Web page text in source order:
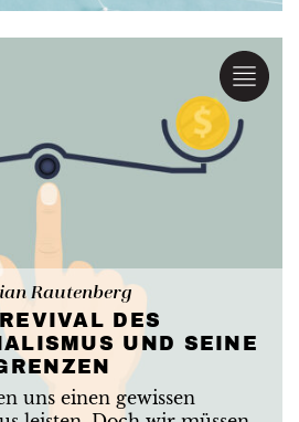
Rautenberg
DES
UND SEINE
uns einen gewissen